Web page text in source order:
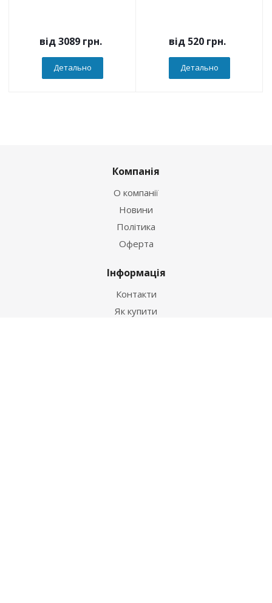
від3089 грн.
Детально
від 520 грн.
Детально
Компанія
О компанії
Новини
Політика
Оферта
Інформація
Контакти
Як купити